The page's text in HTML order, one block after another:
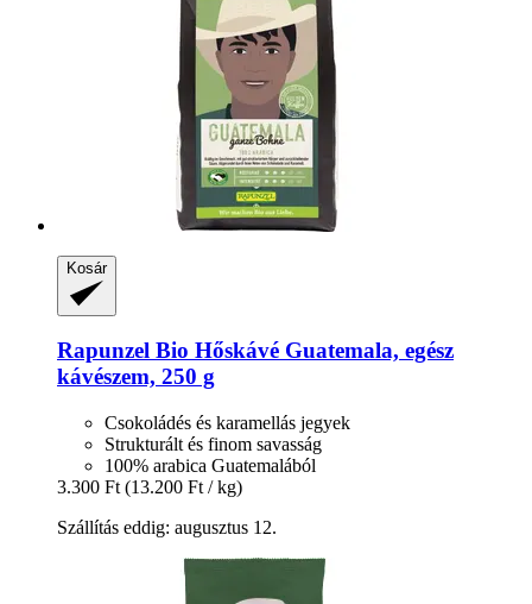
Kosár
Rapunzel Bio Hőskávé Guatemala, egész
kávészem, 250 g
Csokoládés és karamellás jegyek
Strukturált és finom savasság
100% arabica Guatemalából
3.300 Ft (13.200 Ft / kg)
Szállítás eddig: augusztus 12.